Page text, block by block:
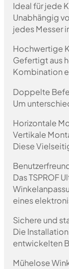
Ideal für jede
Unabhängig
jedes Messer
Hochwertige
Gefertigt aus
Kombination
Doppelte
Um
Horizontale
Vertikale
Diese
Das TSPROF
eines
Sichere und
Die
entwickelten
Mühelose